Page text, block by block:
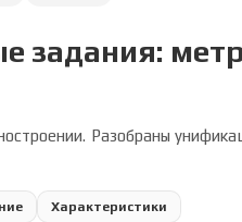
задания:
Разобраны
Характеристики